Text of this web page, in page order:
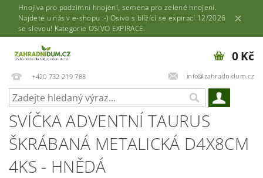
Hnojiva pro podzimní hnojení, semena pro zelené hnojení.
Najdete u nás v e-shopu :-) Osivo s blížící se expirací 12/2026
se slevou! Kategorie OSIVO EXPIRACE.
+420 732 219 788 info@zahradnidum.cz
0 Kč
SVÍČKA ADVENTNÍ TAURUS
ŠKRÁBANÁ METALICKÁ D4X8CM
4KS - HNĚDÁ